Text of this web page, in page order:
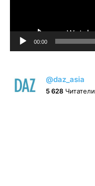
00:00
@daz_asia
5 628 Читатели